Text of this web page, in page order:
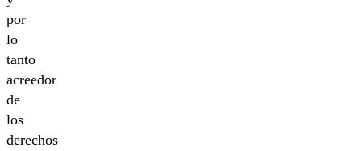
por
lo
tanto
acreedor
de
los
derechos